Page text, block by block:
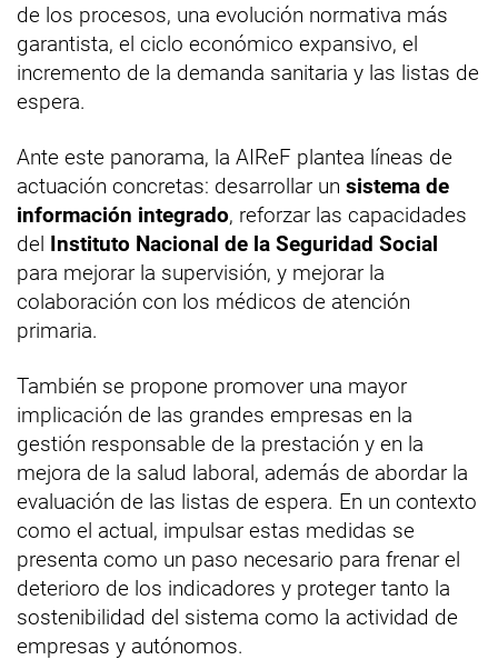
de los procesos, una evolución normativa más
garantista, el ciclo económico expansivo, el
incremento de la demanda sanitaria y las listas de
espera.
Ante este panorama, la AIReF plantea líneas de
actuación concretas: desarrollar un sistema de
información integrado, reforzar las capacidades
del Instituto Nacional de la Seguridad Social
para mejorar la supervisión, y mejorar la
colaboración con los médicos de atención
primaria.
También se propone promover una mayor
implicación de las grandes empresas en la
gestión responsable de la prestación y en la
mejora de la salud laboral, además de abordar la
evaluación de las listas de espera. En un contexto
como el actual, impulsar estas medidas se
presenta como un paso necesario para frenar el
deterioro de los indicadores y proteger tanto la
sostenibilidad del sistema como la actividad de
empresas y autónomos.